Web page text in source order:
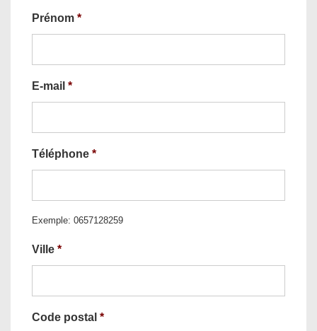
Prénom *
E-mail *
Téléphone *
Exemple: 0657128259
Ville *
Code postal *